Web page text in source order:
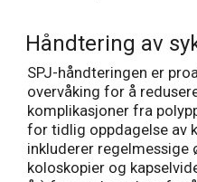
Håndtering av
SPJ-håndteringen er
overvåking for å
komplikasjoner fra
for tidlig oppdagelse av
inkluderer regelmessige
koloskopier og